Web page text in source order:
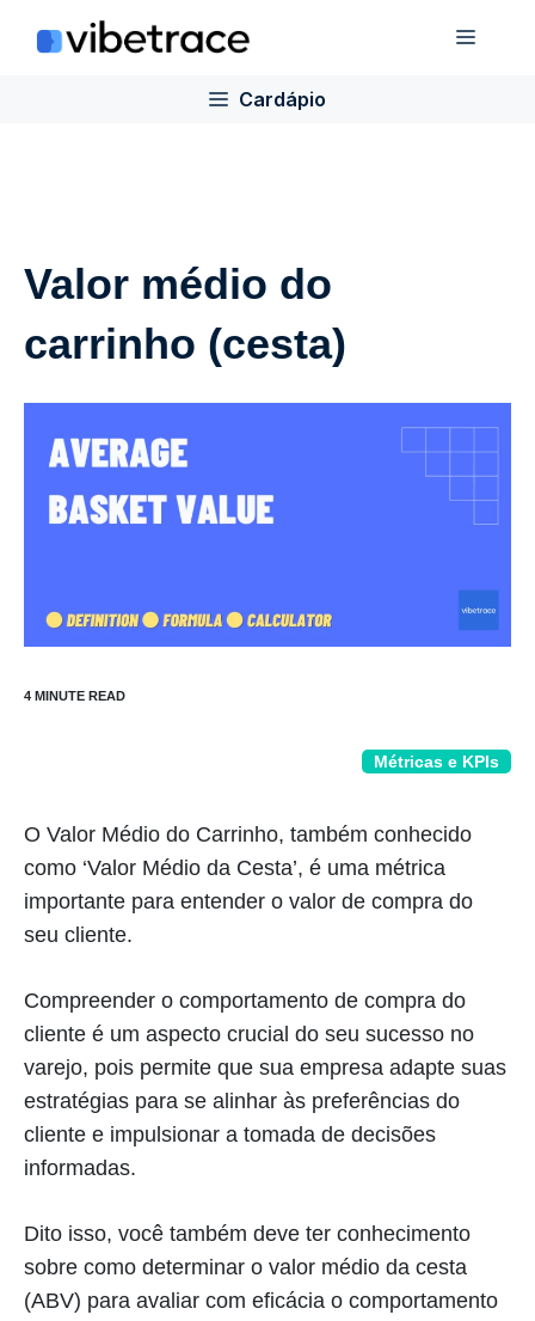
para
Cardápio
Valor médio do
carrinho (cesta)
Métricas e KPIs
O Valor Médio do Carrinho, também conhecido
como ‘Valor Médio da Cesta’, é uma métrica
importante para entender o valor de compra do
seu cliente.
Compreender o comportamento de compra do
cliente é um aspecto crucial do seu sucesso no
varejo, pois permite que sua empresa adapte suas
estratégias para se alinhar às preferências do
cliente e impulsionar a tomada de decisões
informadas.
Dito isso, você também deve ter conhecimento
sobre como determinar o valor médio da cesta
(ABV) para avaliar com eficácia o comportamento